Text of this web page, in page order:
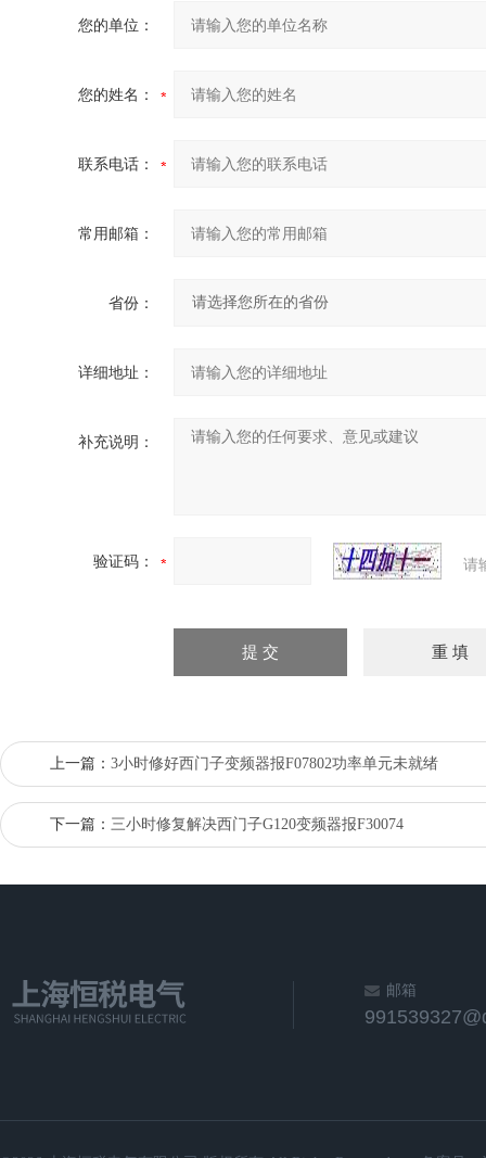
您的单位：
您的姓名：
联系电话：
常用邮箱：
省份：
详细地址：
补充说明：
验证码： 请
上一篇： 3小时修好西门子变频器报F07802功率单元未就绪
下一篇： 三小时修复解决西门子G120变频器报F30074
邮箱